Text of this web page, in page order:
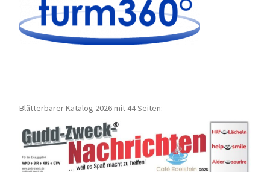
Blätterbarer Katalog 2026 mit 44 Seiten: